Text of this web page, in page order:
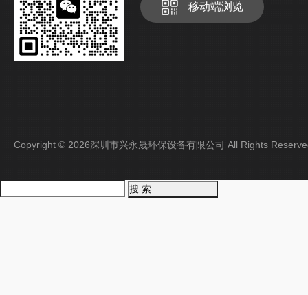
移动端浏览
Copyright © 2026深圳市兴永晟环保设备有限公司 All Rights